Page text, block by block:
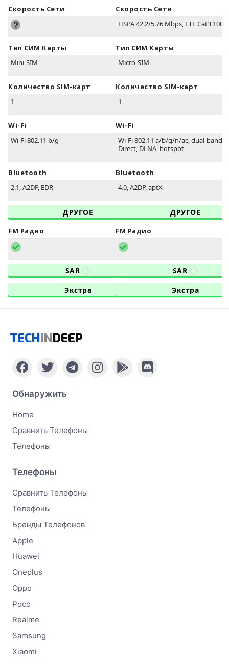
Скорость Сети
Тип СИМ Карты
Mini-SIM
Количество SIM-карт
1
Wi-Fi
Wi-Fi 802.11 b/g
Bluetooth
2.1, A2DP, EDR
ДРУГОЕ
FM Радио
SAR
Экстра
Скорость Сети
HSPA 42.2/5.76 Mbps, LTE Cat3
Тип СИМ Карты
Micro-SIM
Количество SIM-карт
1
Wi-Fi
Wi-Fi 802.11 a/b/g/n/ac, dual-band,
Direct, DLNA, hotspot
Bluetooth
4.0, A2DP, aptX
ДРУГОЕ
FM Радио
SAR
Экстра
TECHINDEEP
Обнаружить
Home
Сравнить Телефоны
Телефоны
Телефоны
Сравнить Телефоны
Телефоны
Бренды Телефонов
Apple
Huawei
Oneplus
Oppo
Poco
Realme
Samsung
Xiaomi